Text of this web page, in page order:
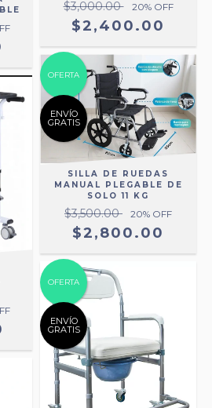
$3,000.00 20% OFF
$2,400.00
OFERTA
ENVÍO
GRATIS
SILLA DE RUEDAS
MANUAL PLEGABLE DE
SOLO 11 KG
$3,500.00 20% OFF
$2,800.00
OFERTA
ENVÍO
GRATIS